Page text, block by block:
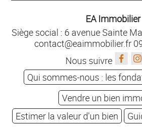
EA Immobilier
Siège social : 6 avenue Sainte
contact@eaimmobilier.fr
Nous suivre
Qui sommes-nous : les
Vendre un bien
Estimer la valeur d'un bien